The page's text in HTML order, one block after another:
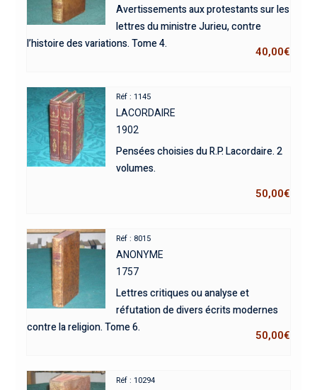
Avertissements aux protestants sur les
lettres du ministre Jurieu, contre
l’histoire des variations. Tome 4.
40,00€
Réf : 1145
LACORDAIRE
1902
Pensées choisies du R.P. Lacordaire. 2
volumes.
50,00€
Réf : 8015
ANONYME
1757
Lettres critiques ou analyse et
réfutation de divers écrits modernes
contre la religion. Tome 6.
50,00€
Réf : 10294